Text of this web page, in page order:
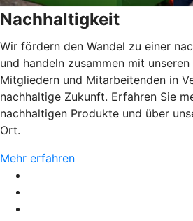
Nachhaltigkeit
Wir fördern den Wandel zu einer
und handeln zusammen mit unseren
Mitgliedern und Mitarbeitenden in
nachhaltige Zukunft. Erfahren Sie
nachhaltigen Produkte und über
Ort.
Mehr erfahren